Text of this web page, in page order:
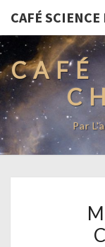
CAFÉ
CAFÉ
Par